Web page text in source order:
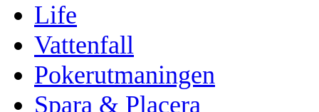
Life
Vattenfall
Pokerutmaningen
Spara & Placera